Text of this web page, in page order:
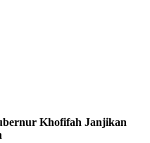
Khofifah Janjikan